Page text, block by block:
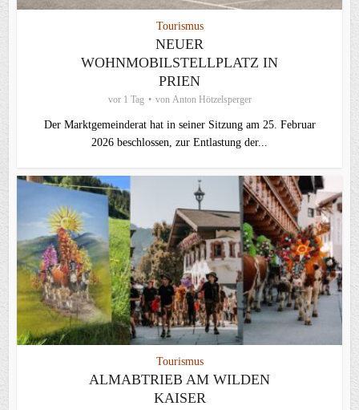
Tourismus
NEUER
WOHNMOBILSTELLPLATZ IN
PRIEN
vor 1 Tag von Anton Hötzelsperger
Der Marktgemeinderat hat in seiner Sitzung am 25. Februar
2026 beschlossen, zur Entlastung der...
Tourismus
ALMABTRIEB AM WILDEN
KAISER